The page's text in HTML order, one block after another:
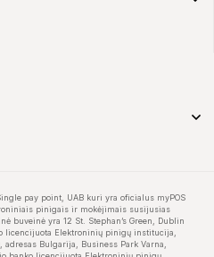
pay point, UAB kuri yra oficialus myPOS
pinigais ir mokėjimais susijusias
buveinė yra 12 St. Stephan’s Green, Dublin
licencijuota Elektroninių pinigų institucija,
Bulgarija, Business Park Varna,